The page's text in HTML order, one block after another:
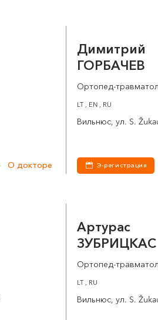
О докторе
Димитрий
ГОРБАЧЕВ
Ортопед-
LT , EN , RU
Вильнюс, ул. S.
Э-регистрация
Артурас
ЗУБРИЦКАС
Ортопед-
LT , RU
Вильнюс, ул. S.